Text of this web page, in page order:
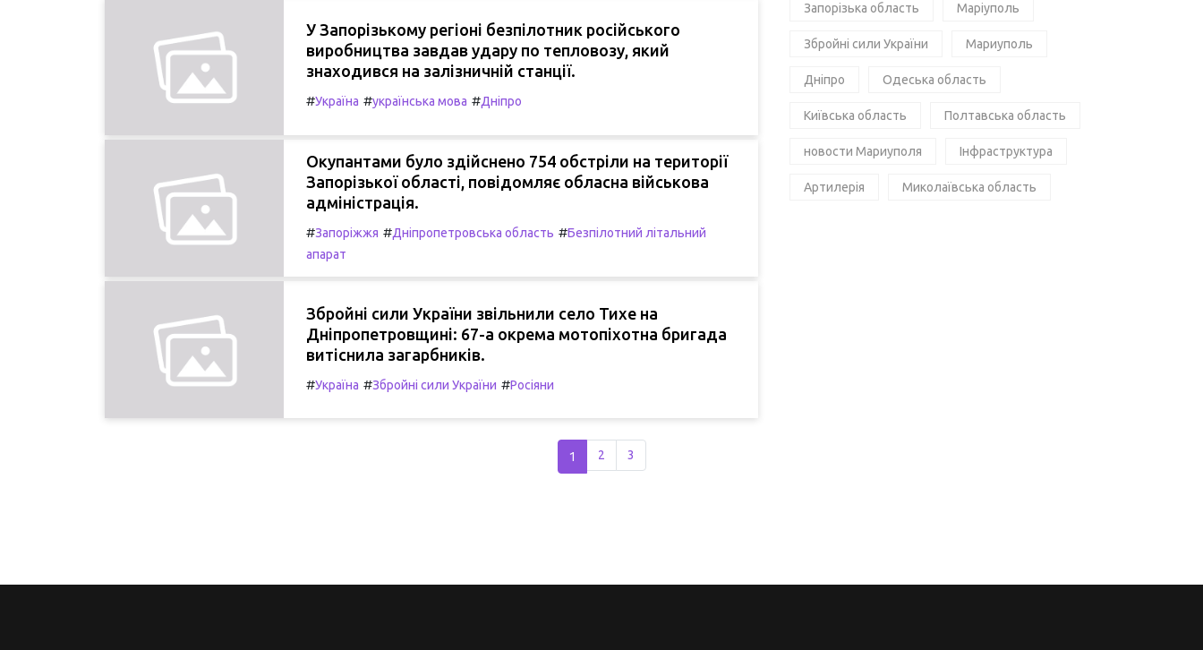
У Запорізькому регіоні безпілотник російського
виробництва завдав удару по тепловозу, який
знаходився на залізничній станції.
#Україна #українська мова #Дніпро
Окупантами було здійснено 754 обстріли на території
Запорізької області, повідомляє обласна військова
адміністрація.
#Запоріжжя #Дніпропетровська область #Безпілотний літальний
апарат
Збройні сили України звільнили село Тихе на
Дніпропетровщині: 67-а окрема мотопіхотна бригада
витіснила загарбників.
#Україна #Збройні сили України #Росіяни
Запорізька область Маріуполь
Збройні сили України Мариуполь
Дніпро Одеська область
Київська область Полтавська область
новости Мариуполя Інфраструктура
Артилерія Миколаївська область
1 2 3